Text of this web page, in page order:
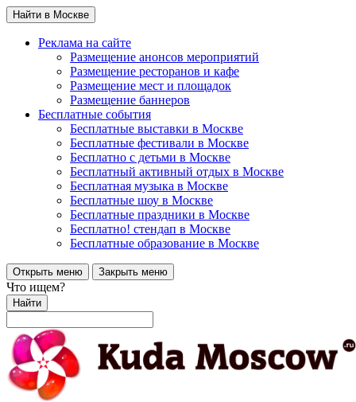
Найти в Москве
Реклама на сайте
Размещение анонсов мероприятий
Размещение ресторанов и кафе
Размещение мест и площадок
Размещение баннеров
Бесплатные события
Бесплатные выставки в Москве
Бесплатные фестивали в Москве
Бесплатно с детьми в Москве
Бесплатный активный отдых в Москве
Бесплатная музыка в Москве
Бесплатные шоу в Москве
Бесплатные праздники в Москве
Бесплатно! стендап в Москве
Бесплатные образование в Москве
Открыть меню Закрыть меню
Что ищем?
Найти